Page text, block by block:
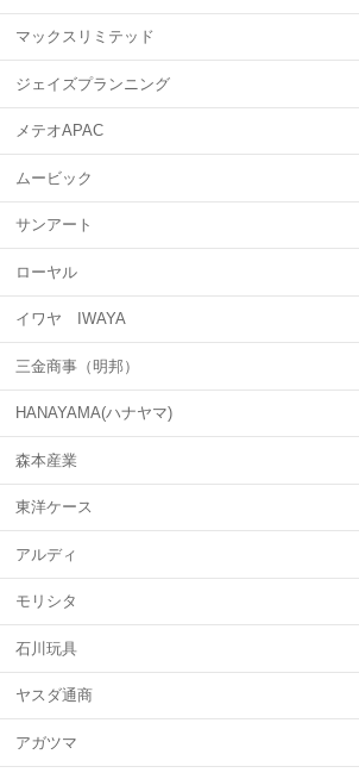
マックスリミテッド
ジェイズプランニング
メテオAPAC
ムービック
サンアート
ローヤル
イワヤ IWAYA
三金商事（明邦）
HANAYAMA(ハナヤマ)
森本産業
東洋ケース
アルディ
モリシタ
石川玩具
ヤスダ通商
アガツマ